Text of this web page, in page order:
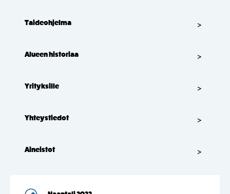
Taideohjelma
Alueen historiaa
Yrityksille
Yhteystiedot
Aineistot